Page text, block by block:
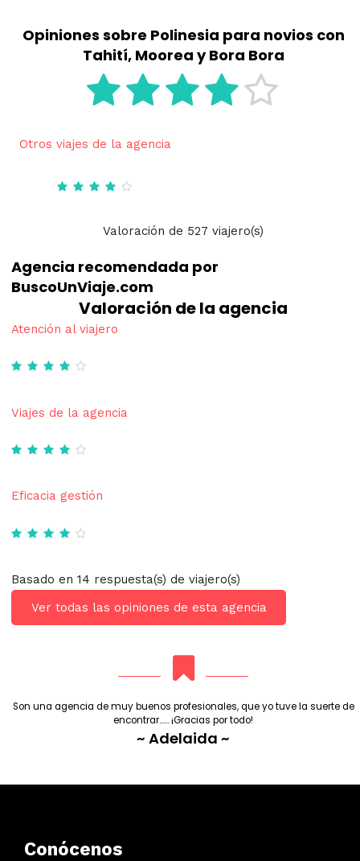
Opiniones sobre Polinesia para novios con
Tahití, Moorea y Bora Bora
Otros viajes de la agencia
Valoración de 527 viajero(s)
Agencia recomendada por
BuscoUnViaje.com
Valoración de la agencia
Atención al viajero
Viajes de la agencia
Eficacia gestión
Basado en 14 respuesta(s) de viajero(s)
Ver todas las opiniones de esta agencia
Son una agencia de muy buenos profesionales, que yo tuve la suerte de
encontrar...... ¡Gracias por todo!
~ Adelaida ~
Conócenos